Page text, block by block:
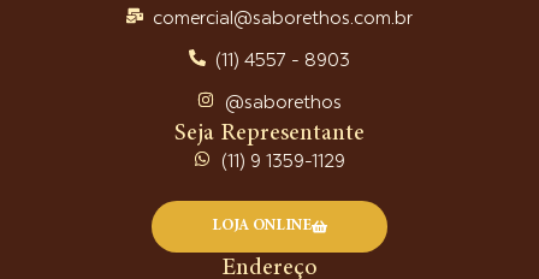
comercial@saborethos.com.br
(11) 4557 - 8903
@saborethos
Seja Representante
(11) 9 1359-1129
LOJA ONLINE
Endereço